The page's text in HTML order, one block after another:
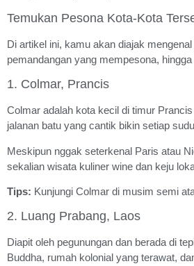
Temukan Pesona Kota-Kota
Di artikel ini, kamu akan diajak
pemandangan yang mempesona,
1. Colmar, Prancis
Colmar adalah kota kecil di timur
jalanan batu yang cantik bikin setiap
Meskipun nggak seterkenal Paris atau
sekalian wisata kuliner wine dan keju
Tips: Kunjungi Colmar di musim semi
2. Luang Prabang, Laos
Diapit oleh pegunungan dan berada di
Buddha, rumah kolonial yang terawat,